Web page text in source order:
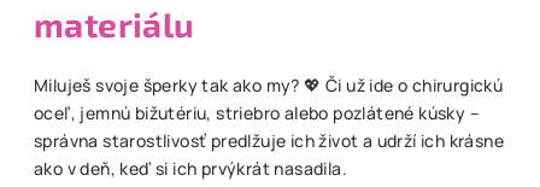
materiálu
Miluješ svoje šperky tak ako my? 💖 Či už ide o chirurgickú
oceľ, jemnú bižutériu, striebro alebo pozlátené kúsky –
správna starostlivosť predlžuje ich život a udrží ich krásne
ako v deň, keď si ich prvýkrát nasadila.